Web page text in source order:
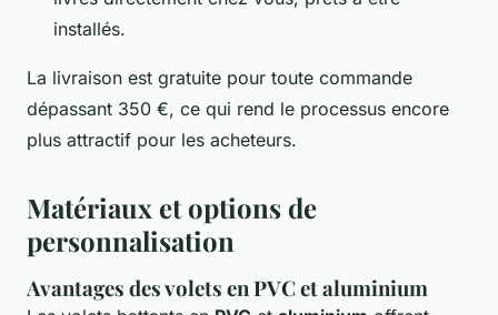
installés.
La livraison est gratuite pour toute commande
dépassant 350 €, ce qui rend le processus encore
plus attractif pour les acheteurs.
Matériaux et options de
personnalisation
Avantages des volets en PVC et aluminium